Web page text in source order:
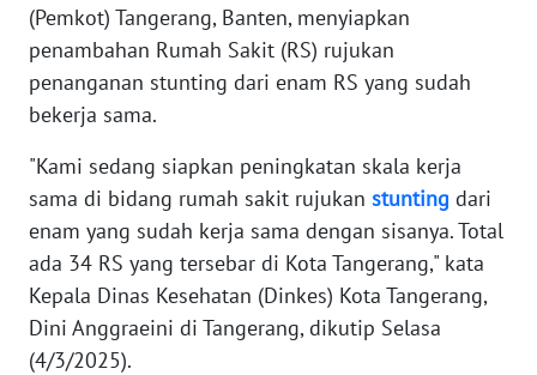
(Pemkot) Tangerang, Banten, menyiapkan
penambahan Rumah Sakit (RS) rujukan
penanganan stunting dari enam RS yang sudah
bekerja sama.
"Kami sedang siapkan peningkatan skala kerja
sama di bidang rumah sakit rujukan stunting dari
enam yang sudah kerja sama dengan sisanya. Total
ada 34 RS yang tersebar di Kota Tangerang," kata
Kepala Dinas Kesehatan (Dinkes) Kota Tangerang,
Dini Anggraeini di Tangerang, dikutip Selasa
(4/3/2025).
DISCLAIMER
Wahana
News
WN
SUMUT
WN
JAKARTA